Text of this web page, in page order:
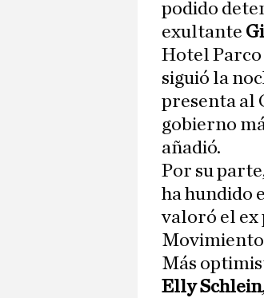
podido
exultante
Hotel Parco
siguió la
presenta al
gobierno
añadió.
Por su
ha hundido
valoró el
Más
Elly Schlein